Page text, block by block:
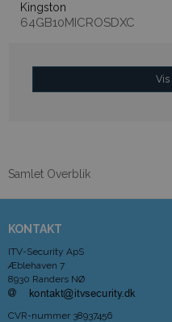
Kingston
64GB10MICROSDXC
Vis
Samlet Overblik
KONTAKT
ITV-Security ApS
Æblehaven 7
8930 Randers NØ
CVR-nummer 38937456